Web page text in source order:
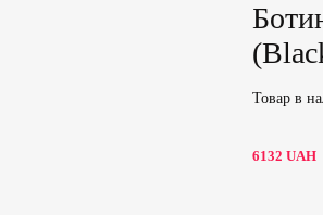
Товар в
6132 UAH